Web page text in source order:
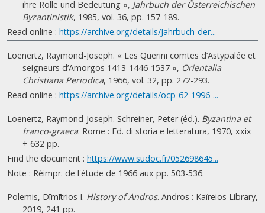
ihre Rolle und Bedeutung », Jahrbuch der Österreichischen
Byzantinistik, 1985, vol. 36, pp. 157-189.
Read online : https://archive.org/details/Jahrbuch-der...
Loenertz, Raymond-Joseph. « Les Querini comtes d’Astypalée et
seigneurs d’Amorgos 1413-1446-1537 », Orientalia
Christiana Periodica, 1966, vol. 32, pp. 272-293.
Read online : https://archive.org/details/ocp-62-1996-...
Loenertz, Raymond-Joseph. Schreiner, Peter (éd.). Byzantina et
franco-graeca. Rome : Ed. di storia e letteratura, 1970, xxix
+ 632 pp.
Find the document : https://www.sudoc.fr/052698645...
Note : Réimpr. de l'étude de 1966 aux pp. 503-536.
Polemis, Dīmītrios I. History of Andros. Andros : Kaïreios Library,
2019, 241 pp.